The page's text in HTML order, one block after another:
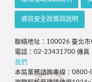
資訊安全政策與說明
聯絡地址：100026 臺北
電話：02-23431700 傳
我們
本局業務諮詢專線：